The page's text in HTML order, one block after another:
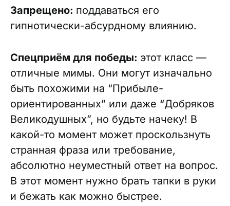
Запрещено: поддаваться его
гипнотически-абсурдному влиянию.
Спецприём для победы: этот класс —
отличные мимы. Они могут изначально
быть похожими на “Прибыле-
ориентированных” или даже “Добряков
Великодушных”, но будьте начеку! В
какой-то момент может проскользнуть
странная фраза или требование,
абсолютно неуместный ответ на вопрос.
В этот момент нужно брать тапки в руки
и бежать как можно быстрее.